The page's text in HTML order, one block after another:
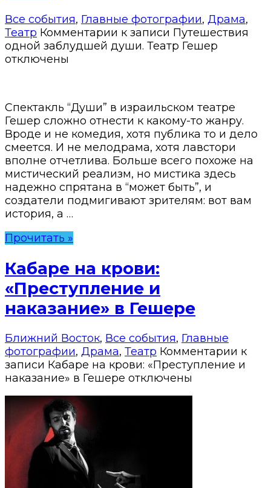
Все события, Главные фотографии, Драма,
Театр Комментарии к записи Путешествия
одной заблудшей души. Театр Гешер
отключены
Спектакль “Души” в израильском театре
Гешер сложно отнести к какому-то жанру.
Вроде и не комедия, хотя публика то и дело
смеется. И не мелодрама, хотя лавстори
вполне отчетлива. Больше всего похоже на
мистический реализм, но мистика здесь
надежно спрятана в “может быть”, и
создатели подмигивают зрителям: вот вам
история, а …
Прочитать »
Кабаре на крови:
«Преступление и
наказание» в Гешере
Ближний Восток, Все события, Главные
фотографии, Драма, Театр Комментарии к
записи Кабаре на крови: «Преступление и
наказание» в Гешере отключены